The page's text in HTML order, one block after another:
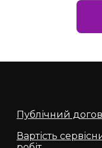
Публічний
Вартість